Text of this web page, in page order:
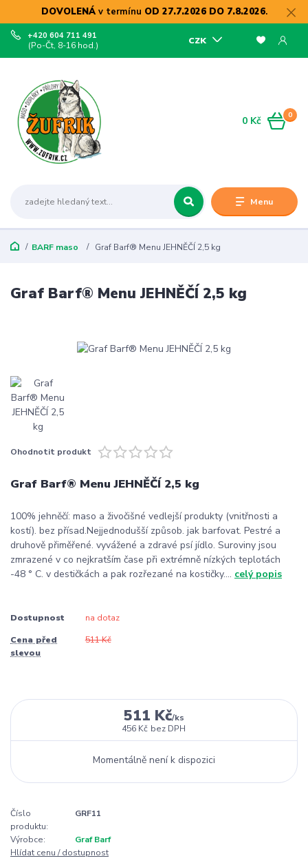
DOVOLENÁv termínu OD 27.7.2026 DO 7.8.2026.
Menu
CZK
+420 604 711 491
(Po-Čt, 8-16 hod.)
0
0 Kč
BARF maso Graf Barf® Menu JEHNĚČÍ 2,5 kg
Graf Barf® Menu JEHNĚČÍ 2,5 kg
Ohodnotit produkt
Graf Barf® Menu JEHNĚČÍ 2,5 kg
100% jehněčí: maso a živočišné vedlejší produkty (vnitřnosti a
kostí). bez přísad.Nejjednodušší způsob. jak barfovat. Pestré a
druhově přiměřené. vyvážené a zdravé psí jídlo. Suroviny jsou
zmrazené v co nejkratším čase při extrémně nízkých teplotách
-48 ° C. v destičkách a pak rozřezané na kostičky.... celý popis
Dostupnost na dotaz
Cena před
slevou
511 Kč
511 Kč/ks
456 Kč bez DPH
Momentálně není k dispozici
Číslo
produktu:
GRF11
Výrobce:
Graf Barf
Hlídat cenu / dostupnost